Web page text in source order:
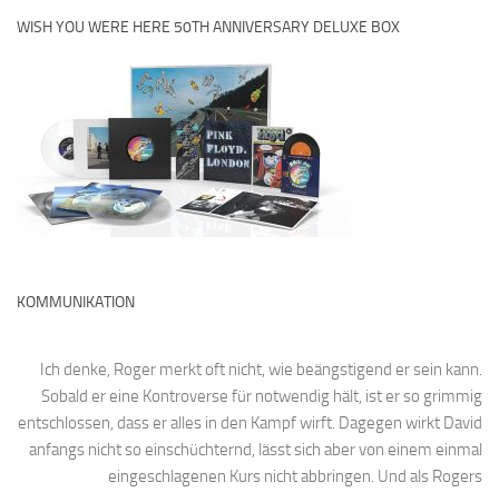
WISH YOU WERE HERE 50TH ANNIVERSARY DELUXE BOX
KOMMUNIKATION
Ich denke, Roger merkt oft nicht, wie beängstigend er sein kann.
Sobald er eine Kontroverse für notwendig hält, ist er so grimmig
entschlossen, dass er alles in den Kampf wirft. Dagegen wirkt David
anfangs nicht so einschüchternd, lässt sich aber von einem einmal
eingeschlagenen Kurs nicht abbringen. Und als Rogers